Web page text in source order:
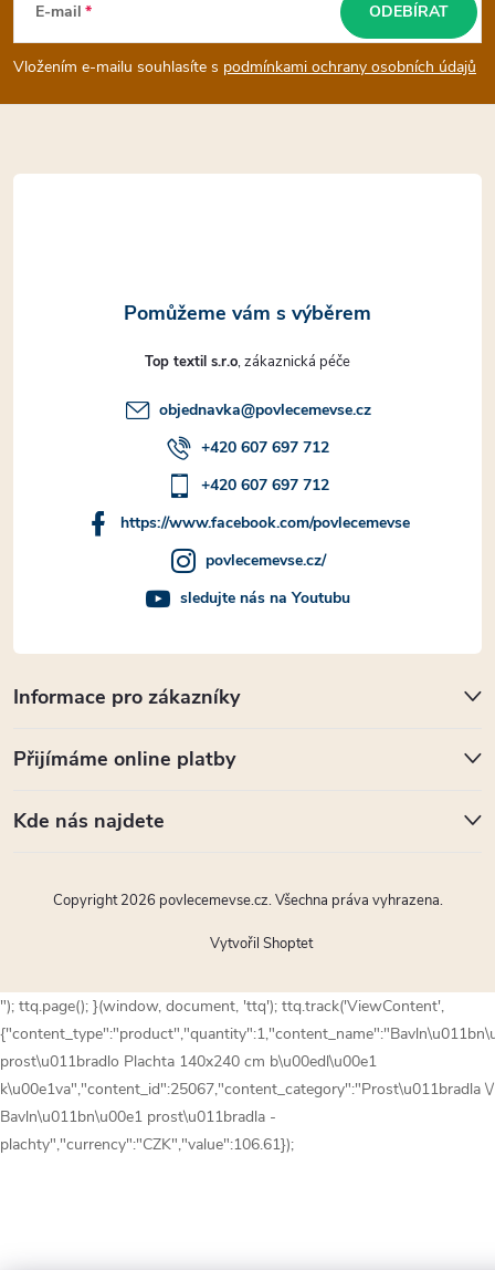
p
a
t
E-mail
Vložením e-mailu souhlasíte s podmínkami ochrany osobních údajů
ODEBÍRAT
Informace pro zákazníky
Přijímáme online platby
Kde nás najdete
Top textil s.r.o
objednavka@povlecemevse.cz
+420 607 697 712
+420 607 697 712
https://www.facebook.com/povlecemevse
povlecemevse.cz/
sledujte nás na Youtubu
Vytvořil Shoptet
Copyright 2026 povlecemevse.cz. Všechna práva vyhrazena.
"); ttq.page(); }(window, document, 'ttq'); ttq.track('ViewContent',
prost\u011bradlo Plachta 140x240 cm b\u00edl\u00e1
k\u00e1va","content_id":25067,"content_category":"Prost\u011bradla \/
Bavln\u011bn\u00e1 prost\u011bradla -
plachty","currency":"CZK","value":106.61});